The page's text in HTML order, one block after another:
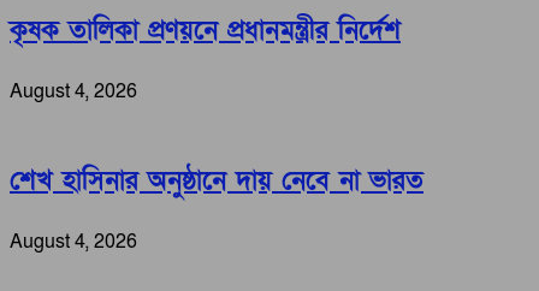
কৃষক তালিকা প্রণয়নে প্রধানমন্ত্রীর নির্দেশ
August 4, 2026
শেখ হাসিনার অনুষ্ঠানে দায় নেবে না ভারত
August 4, 2026